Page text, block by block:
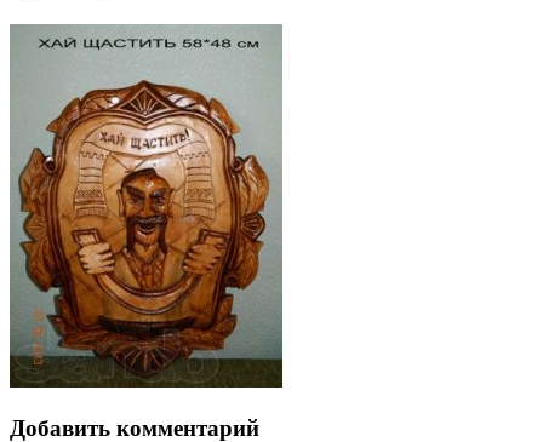
Добавить комментарий